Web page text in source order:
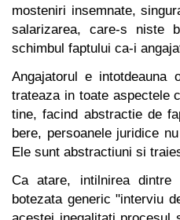
mosteniri insemnate,
salarizarea, care-s niste
schimbul faptului ca-i
Angajatorul e intotdeauna
trateaza in toate aspectele
tine, facind abstractie de
bere, persoanele juridice
Ele sunt abstractiuni si
Ca atare, intilnirea
botezata generic "interviu